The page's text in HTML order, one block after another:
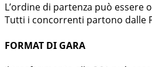
L’ordine di partenza può essere
Tutti i concorrenti partono dalle
FORMAT DI GARA